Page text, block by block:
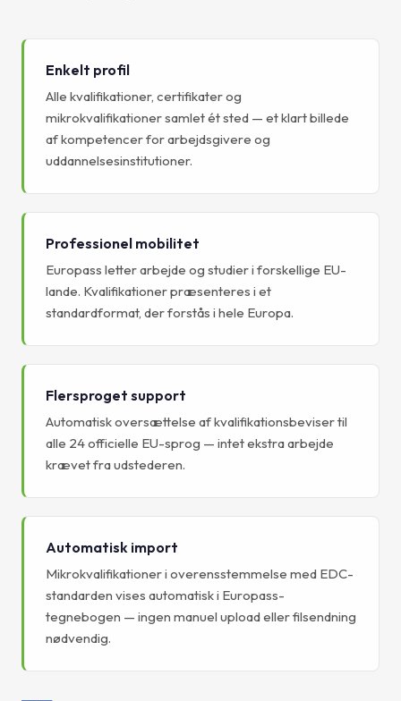
Enkelt profil
Alle kvalifikationer, certifikater og
mikrokvalifikationer samlet ét sted — et klart billede
af kompetencer for arbejdsgivere og
uddannelsesinstitutioner.
Professionel mobilitet
Europass letter arbejde og studier i forskellige EU-
lande. Kvalifikationer præsenteres i et
standardformat, der forstås i hele Europa.
Flersproget support
Automatisk oversættelse af kvalifikationsbeviser til
alle 24 officielle EU-sprog — intet ekstra arbejde
krævet fra udstederen.
Automatisk import
Mikrokvalifikationer i overensstemmelse med EDC-
standarden vises automatisk i Europass-
tegnebogen — ingen manuel upload eller filsendning
nødvendig.